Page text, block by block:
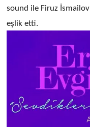
sound ile Firuz
eşlik etti.